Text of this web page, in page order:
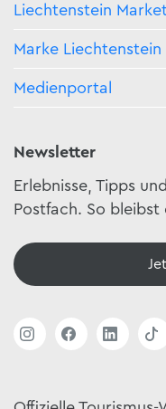
Liechtenstein
Marke Liechtenstein
Medienportal
Newsletter
Erlebnisse, Tipps
Postfach. So bleibst